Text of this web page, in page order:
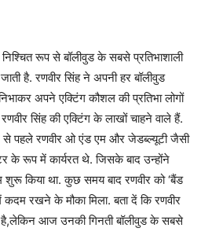
निश्चित रूप से बॉलीवुड के सबसे प्रतिभाशाली
है. रणवीर सिंह ने अपनी हर बॉलीवुड
अपने एक्टिंग कौशल की प्रतिभा लोगों
सिंह की एक्टिंग के लाखों चाहने वाले हैं.
से पहले रणवीर ओ एंड एम और जेडब्ल्यूटी जैसी
के रूप में कार्यरत थे. जिसके बाद उन्होंने
किया था. कुछ समय बाद रणवीर को ‘बैंड
कदम रखने के मौका मिला. बता दें कि रणवीर
है,लेकिन आज उनकी गिनती बॉलीवुड के सबसे